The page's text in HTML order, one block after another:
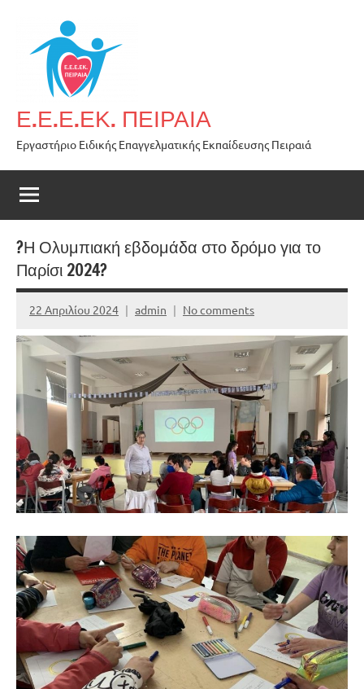
content
Ε.Ε.Ε.ΕΚ. ΠΕΙΡΑΙΑ
Εργαστήριο Ειδικής Επαγγελματικής Εκπαίδευσης Πειραιά
?Η Ολυμπιακή εβδομάδα στο δρόμο για το
Παρίσι 2024?
22 Απριλίου 2024 admin No comments